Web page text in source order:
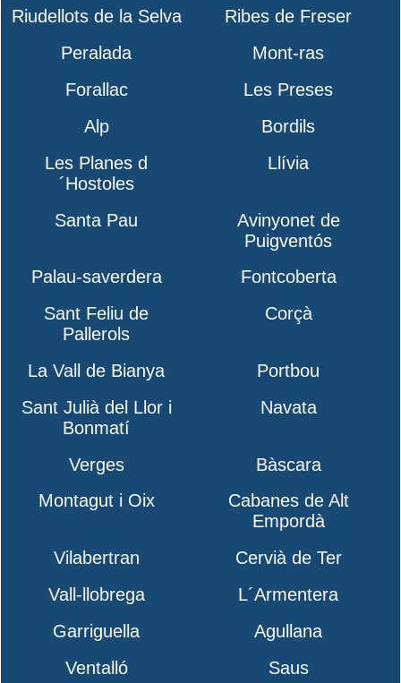
Riudellots de la Selva
Ribes de Freser
Peralada
Mont-ras
Forallac
Les Preses
Alp
Bordils
Les Planes d
´Hostoles
Llívia
Santa Pau
Avinyonet de
Puigventós
Palau-saverdera
Fontcoberta
Sant Feliu de
Pallerols
Corçà
La Vall de Bianya
Portbou
Sant Julià del Llor i
Bonmatí
Navata
Verges
Bàscara
Montagut i Oix
Cabanes de Alt
Empordà
Vilabertran
Cervià de Ter
Vall-llobrega
L´Armentera
Garriguella
Agullana
Ventalló
Saus